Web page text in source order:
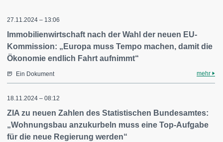
27.11.2024 – 13:06
Immobilienwirtschaft nach der Wahl der neuen EU-
Kommission: „Europa muss Tempo machen, damit die
Ökonomie endlich Fahrt aufnimmt“
Ein Dokument mehr
18.11.2024 – 08:12
ZIA zu neuen Zahlen des Statistischen Bundesamtes:
„Wohnungsbau anzukurbeln muss eine Top-Aufgabe
für die neue Regierung werden“